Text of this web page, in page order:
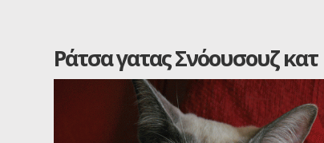
Ράτσα γατας Σνόουσουζ κατ